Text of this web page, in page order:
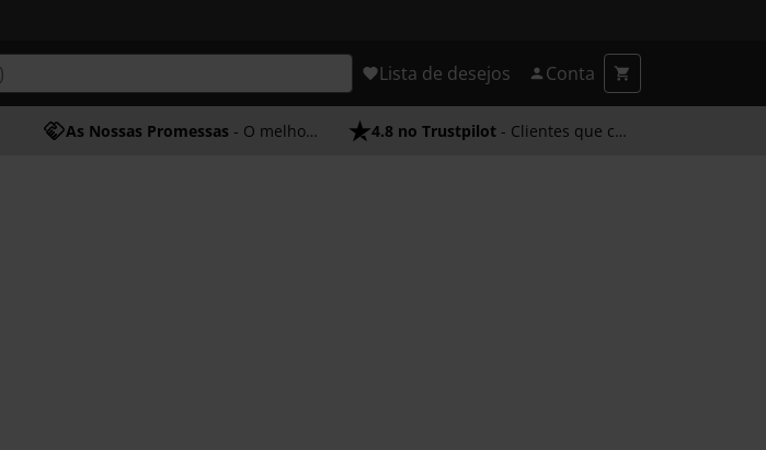
Lista de desejos Conta
As Nossas Promessas - O melhor atendimento 4.8 no Trustpilot - Clientes que confiam em nós